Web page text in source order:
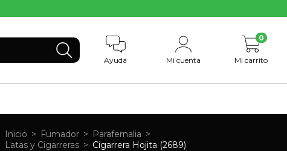
Ayuda Mi cuenta Mi carrito
0
Inicio > Fumador > Parafernalia >
Latas y Cigarreras > Cigarrera Hojita (2689)